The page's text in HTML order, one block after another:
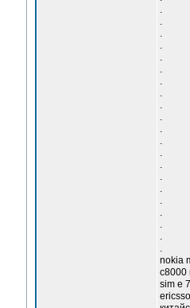
.
.
.
.
.
.
.
.
.
.
.
.
.
.
.
.
.
.
.
.
.
nokia
с8000
sim e